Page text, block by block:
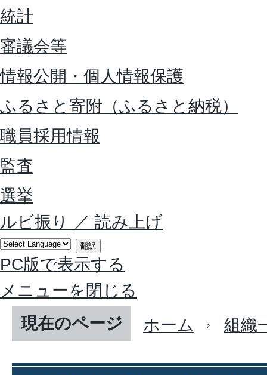
統計
審議会等
情報公開・個人情報保護
ふるさと寄附（ふるさと納税）
職員採用情報
監査
選挙
ルビ振り
／ 読み上げ
翻訳
PC版で表示する
メニューを閉じる
現在のページ
ホーム 組織